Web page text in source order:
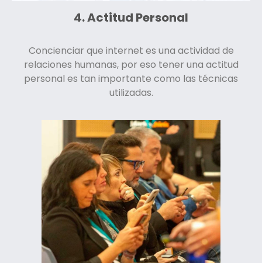
4. Actitud Personal
Concienciar que internet es una actividad de
relaciones humanas, por eso tener una actitud
personal es tan importante como las técnicas
utilizadas.